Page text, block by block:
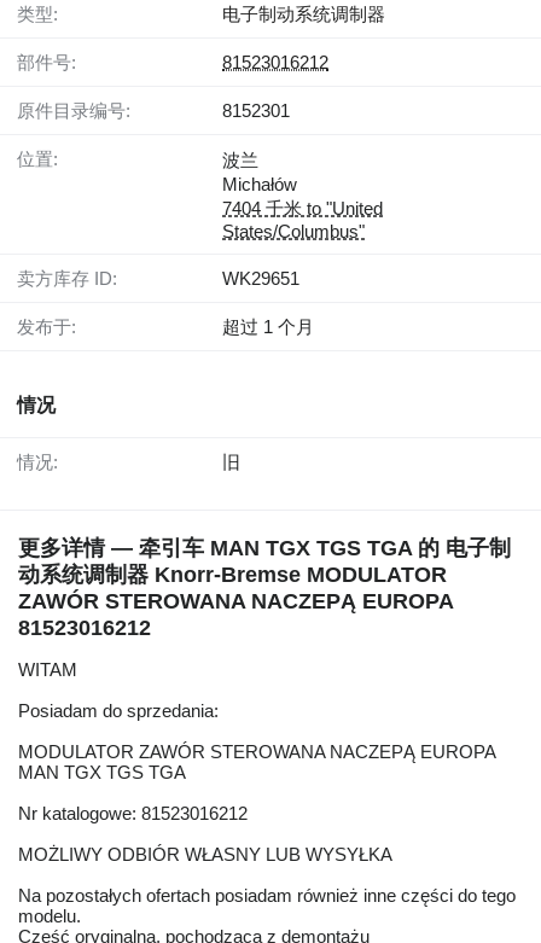
类型: 电子制动系统调制器
部件号: 81523016212
原件目录编号: 8152301
位置:
波兰
Michałów
7404 千米 to "United
States/Columbus"
卖方库存 ID: WK29651
发布于: 超过 1 个月
情况
情况: 旧
更多详情 — 牵引车 MAN TGX TGS TGA 的 电子制
动系统调制器 Knorr-Bremse MODULATOR
ZAWÓR STEROWANA NACZEPĄ EUROPA
81523016212
WITAM
Posiadam do sprzedania:
MODULATOR ZAWÓR STEROWANA NACZEPĄ EUROPA
MAN TGX TGS TGA
Nr katalogowe: 81523016212
MOŻLIWY ODBIÓR WŁASNY LUB WYSYŁKA
Na pozostałych ofertach posiadam również inne części do tego
modelu.
Część oryginalna, pochodząca z demontażu